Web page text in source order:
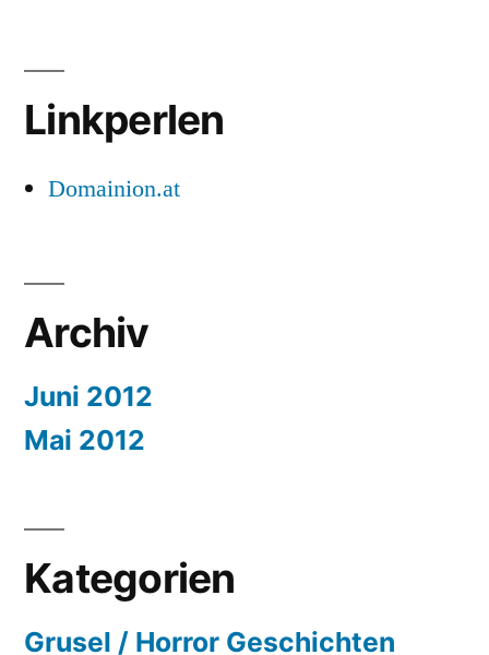
Linkperlen
Domainion.at
Archiv
Juni 2012
Mai 2012
Kategorien
Grusel / Horror Geschichten